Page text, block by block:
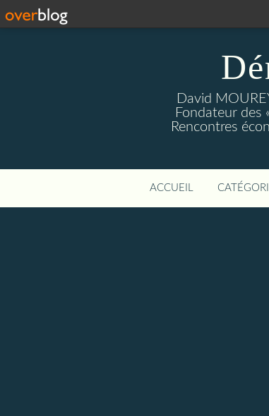
David
Fondateur des
Rencontres
ACCUEIL